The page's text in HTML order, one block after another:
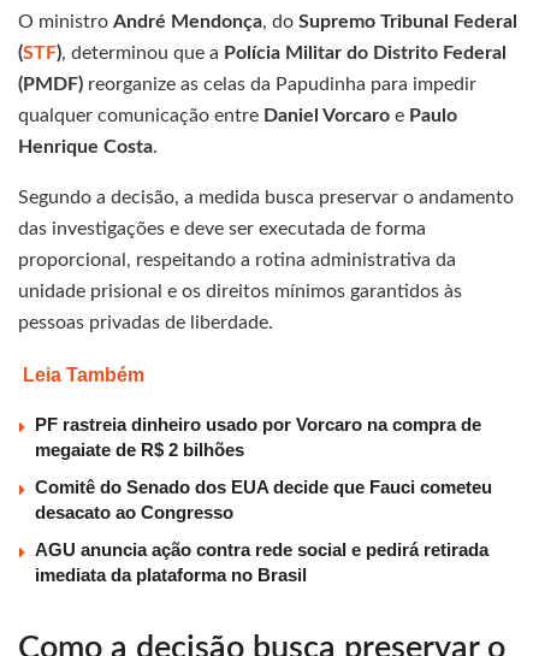
O ministro André Mendonça, do Supremo Tribunal Federal
(STF), determinou que a Polícia Militar do Distrito Federal
(PMDF) reorganize as celas da Papudinha para impedir
qualquer comunicação entre Daniel Vorcaro e Paulo
Henrique Costa.
Segundo a decisão, a medida busca preservar o andamento
das investigações e deve ser executada de forma
proporcional, respeitando a rotina administrativa da
unidade prisional e os direitos mínimos garantidos às
pessoas privadas de liberdade.
Leia Também
PF rastreia dinheiro usado por Vorcaro na compra de
megaiate de R$ 2 bilhões
Comitê do Senado dos EUA decide que Fauci cometeu
desacato ao Congresso
AGU anuncia ação contra rede social e pedirá retirada
imediata da plataforma no Brasil
Como a decisão busca preservar o